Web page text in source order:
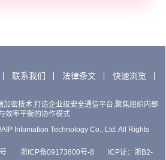
联系我们 法律条文
快速浏览
密技术,打造企业级安全通信平台,聚焦组织内部
效率平衡的协作模式
Infomation Technology Co., Ltd. All Rights
浙ICP备09173600号-8
ICP证：浙B2-